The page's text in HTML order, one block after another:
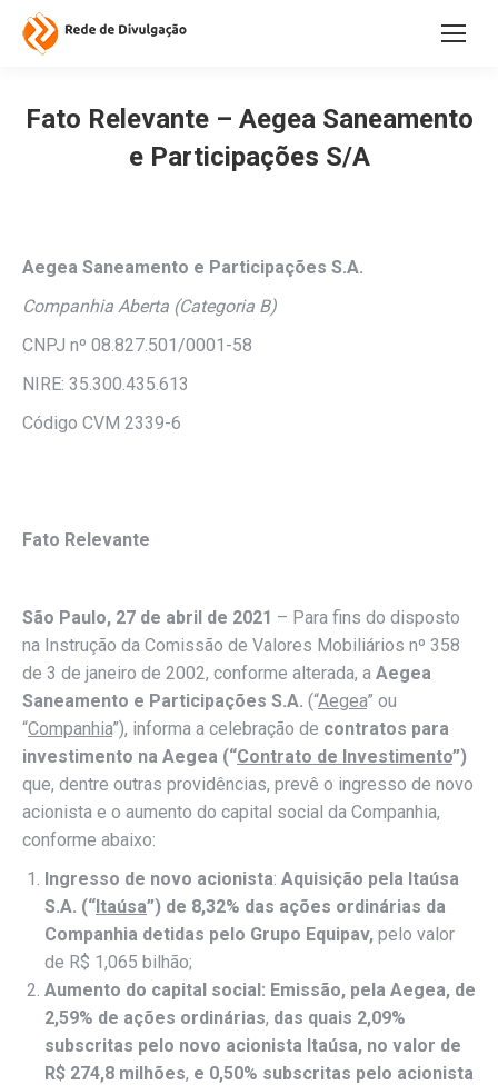
Fato Relevante – Aegea Saneamento
e Participações S/A
Aegea Saneamento e Participações S.A.
Companhia Aberta (Categoria B)
CNPJ nº 08.827.501/0001-58
NIRE: 35.300.435.613
Código CVM 2339-6
Fato Relevante
São Paulo, 27 de abril de 2021 – Para fins do disposto
na Instrução da Comissão de Valores Mobiliários nº 358
de 3 de janeiro de 2002, conforme alterada, a Aegea
Saneamento e Participações S.A. (“Aegea” ou
“Companhia”), informa a celebração de contratos para
investimento na Aegea (“Contrato de Investimento”)
que, dentre outras providências, prevê o ingresso de novo
acionista e o aumento do capital social da Companhia,
conforme abaixo:
Ingresso de novo acionista: Aquisição pela Itaúsa
S.A. (“Itaúsa”) de 8,32% das ações ordinárias da
Companhia detidas pelo Grupo Equipav, pelo valor
de R$ 1,065 bilhão;
Aumento do capital social: Emissão, pela Aegea, de
2,59% de ações ordinárias, das quais 2,09%
subscritas pelo novo acionista Itaúsa, no valor de
R$ 274,8 milhões, e 0,50% subscritas pelo acionista